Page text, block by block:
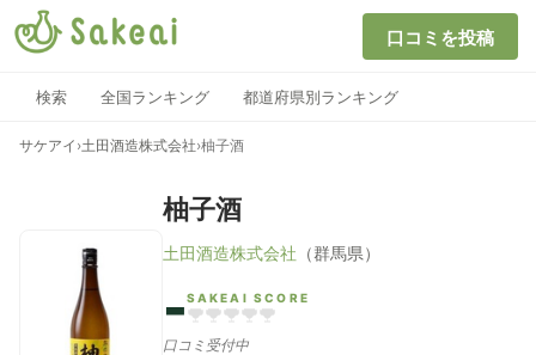
口コミを投稿
検索 全国ランキング 都道府県別ランキング
サケアイ ›土田酒造株式会社›柚子酒
柚子酒
土田酒造株式会社 （群馬県）
-SAKEAI SCORE
口コミ受付中